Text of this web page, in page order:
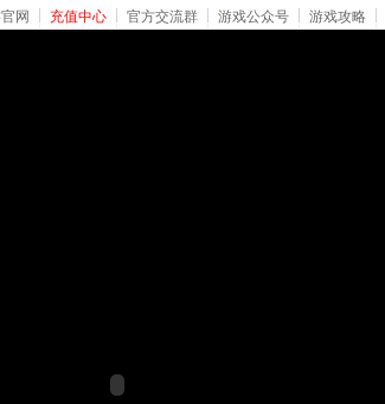
网 充值中心 官方交流群 游戏公众号 游戏攻略